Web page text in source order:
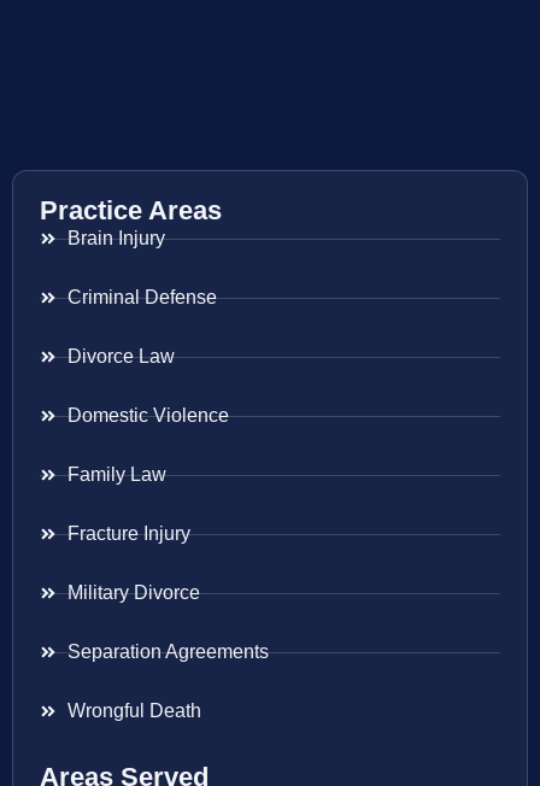
Practice Areas
Brain Injury
Criminal Defense
Divorce Law
Domestic Violence
Family Law
Fracture Injury
Military Divorce
Separation Agreements
Wrongful Death
Areas Served